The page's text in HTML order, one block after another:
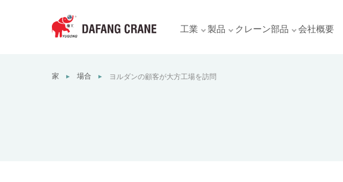
工業 製品 クレーン部品 会社概要
家 ► 場合 ► ヨルダンの顧客が大方工場を訪問